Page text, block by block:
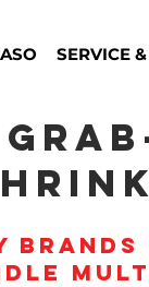
SERVICE